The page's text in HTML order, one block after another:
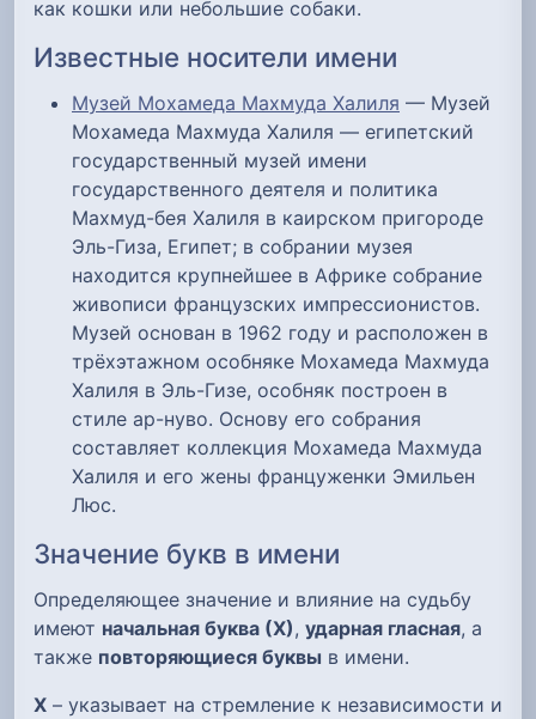
как кошки или небольшие собаки.
Известные носители имени
Музей Мохамеда Махмуда Халиля — Музей
Мохамеда Махмуда Халиля — египетский
государственный музей имени
государственного деятеля и политика
Махмуд-бея Халиля в каирском пригороде
Эль-Гиза, Египет; в собрании музея
находится крупнейшее в Африке собрание
живописи французских импрессионистов.
Музей основан в 1962 году и расположен в
трёхэтажном особняке Мохамеда Махмуда
Халиля в Эль-Гизе, особняк построен в
стиле ар-нуво. Основу его собрания
составляет коллекция Мохамеда Махмуда
Халиля и его жены француженки Эмильен
Люс.
Значение букв в имени
Определяющее значение и влияние на судьбу
имеют начальная буква (Х), ударная гласная, а
также повторяющиеся буквы в имени.
Х – указывает на стремление к независимости и